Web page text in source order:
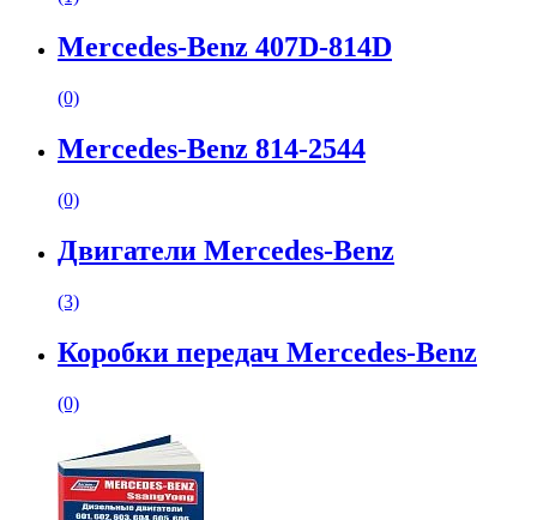
Mercedes-Benz 407D-814D
(0)
Mercedes-Benz 814-2544
(0)
Двигатели Mercedes-Benz
(3)
Коробки передач Mercedes-Benz
(0)